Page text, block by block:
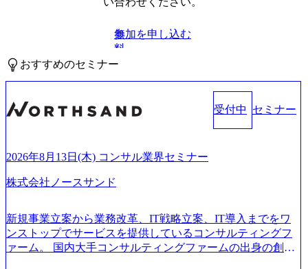
無
料
参加を申し込む
おすすめのセミナー
受付中 セミナー
2026年8月13日(木) コンサル業界セミナー
株式会社ノースサンド
新規事業立案から業務改革、IT戦略立案、IT導入までをワ
ンストップでサービスを提供しているコンサルティングフ
ァーム。 国内大手コンサルティングファームの出身の創業